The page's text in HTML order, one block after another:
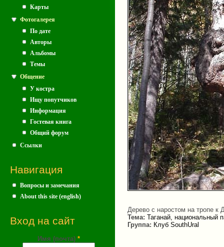
Карты
Фотогалерея
По дате
Авторы
Альбомы
Темы
Общение
У костра
Ищу попутчиков
Информация
Гостевая книга
Общий форум
Ссылки
Навигация
Вопросы и замечания
About this site (english)
Вход на сайт
Имя (почта) *
Дерево с наростом на тропе к
Тема: Таганай, национальный
Группа: Клуб SouthUral